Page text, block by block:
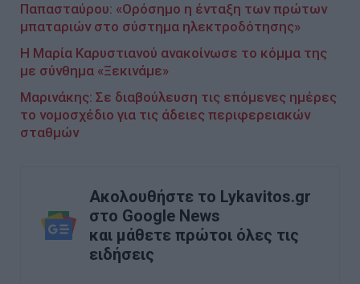
Παπασταύρου: «Oρόσημο η ένταξη των πρώτων
μπαταριών στο σύστημα ηλεκτροδότησης»
Η Μαρία Καρυστιανού ανακοίνωσε το κόμμα της
με σύνθημα «Ξεκινάμε»
Μαρινάκης: Σε διαβούλευση τις επόμενες ημέρες
το νομοσχέδιο για τις άδειες περιφερειακών
σταθμών
Ακολουθήστε το Lykavitos.gr
στο Google News
και μάθετε πρώτοι όλες τις
ειδήσεις